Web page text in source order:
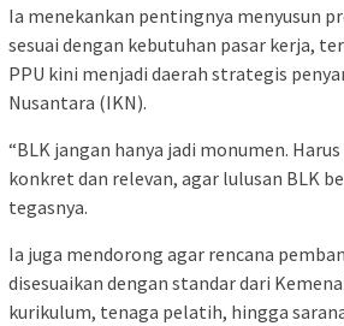
Ia menekankan pentingnya menyusun
sesuai dengan kebutuhan pasar kerja,
PPU kini menjadi daerah strategis
Nusantara (IKN).
“BLK jangan hanya jadi monumen.
konkret dan relevan, agar lulusan BLK
tegasnya.
Ia juga mendorong agar rencana
disesuaikan dengan standar dari
kurikulum, tenaga pelatih, hingga